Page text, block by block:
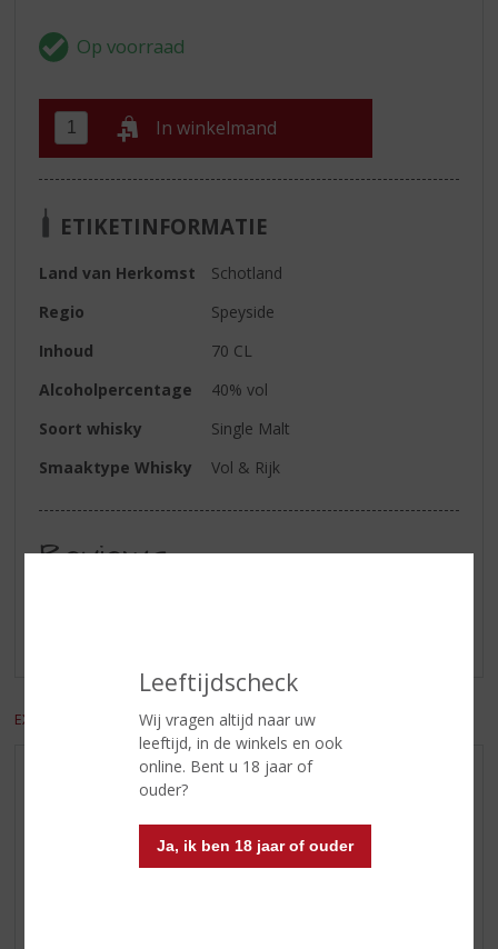
Leeftijdscheck
Wij vragen altijd naar uw
leeftijd, in de winkels en ook
online. Bent u 18 jaar of
ouder?
Ja, ik ben 18 jaar of ouder
In winkelmand
ETIKETINFORMATIE
Land van Herkomst
Schotland
Regio
Speyside
Inhoud
70 CL
Alcoholpercentage
40% vol
Soort whisky
Single Malt
Smaaktype Whisky
Vol & Rijk
Reviews
EXCL. BTW INCL. BTW
AANBIEDINGEN
WHISKY VAN DE MAAND